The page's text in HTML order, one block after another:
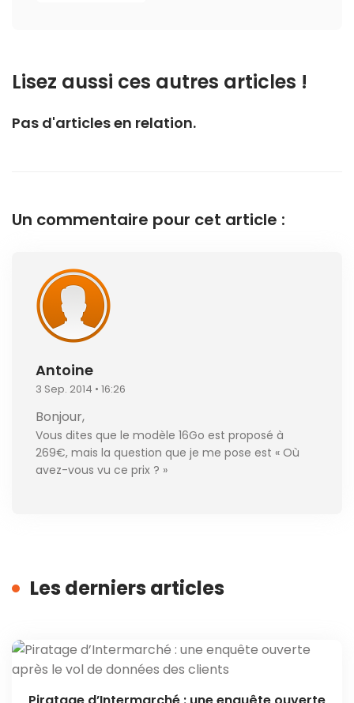
Lisez aussi ces autres articles !
Pas d'articles en relation.
Un commentaire pour cet article :
Antoine
3 Sep. 2014 • 16:26
Bonjour,
Vous dites que le modèle 16Go est proposé à
269€, mais la question que je me pose est « Où
avez-vous vu ce prix ? »
Les derniers articles